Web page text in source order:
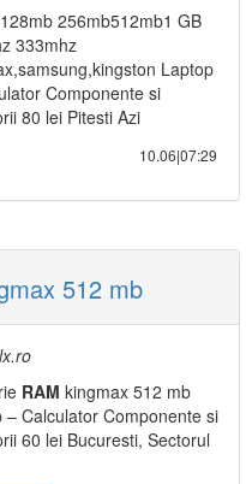
256mb512mb1 GB
333mhz
Laptop
Componente si
80 lei Pitesti Azi
10.06|07:29
512 mb
RAM kingmax 512 mb
– Calculator Componente si
60 lei Bucuresti, Sectorul